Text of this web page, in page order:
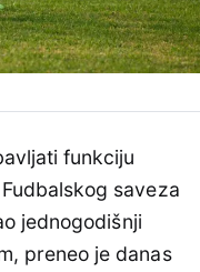
funkciju
saveza
jednogodišnji
preneo je danas